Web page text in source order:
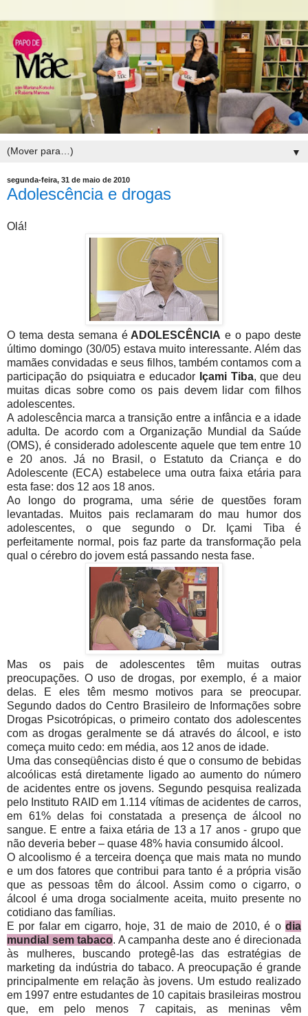
▼
segunda-feira, 31 de maio de 2010
Adolescência e drogas
Olá!
O tema desta semana éADOLESCÊNCIA e o papo deste
último domingo (30/05) estava muito interessante. Além das
mamães convidadas e seus filhos, também contamos com a
participação do psiquiatra e educador Içami Tiba, que deu
muitas dicas sobre como os pais devem lidar com filhos
adolescentes.
A adolescência marca a transição entre a infância e a idade
adulta. De acordo com a Organização Mundial da Saúde
(OMS), é considerado adolescente aquele que tem entre 10
e 20 anos. Já no Brasil, o Estatuto da Criança e do
Adolescente (ECA) estabelece uma outra faixa etária para
esta fase: dos 12 aos 18 anos.
Ao longo do programa, uma série de questões foram
levantadas. Muitos pais reclamaram do mau humor dos
adolescentes, o que segundo o Dr. Içami Tiba é
perfeitamente normal, pois faz parte da transformação pela
qual o cérebro do jovem está passando nesta fase.
Mas os pais de adolescentes têm muitas outras
preocupações. O uso de drogas, por exemplo, é a maior
delas. E eles têm mesmo motivos para se preocupar.
Segundo dados do Centro Brasileiro de Informações sobre
Drogas Psicotrópicas, o primeiro contato dos adolescentes
com as drogas geralmente se dá através do álcool, e isto
começa muito cedo: em média, aos 12 anos de idade.
Uma das conseqüências disto é que o consumo de bebidas
alcoólicas está diretamente ligado ao aumento do número
de acidentes entre os jovens. Segundo pesquisa realizada
pelo Instituto RAID em 1.114 vítimas de acidentes de carros,
em 61% delas foi constatada a presença de álcool no
sangue. E entre a faixa etária de 13 a 17 anos - grupo que
não deveria beber – quase 48% havia consumido álcool.
O alcoolismo é a terceira doença que mais mata no mundo
e um dos fatores que contribui para tanto é a própria visão
que as pessoas têm do álcool. Assim como o cigarro, o
álcool é uma droga socialmente aceita, muito presente no
cotidiano das famílias.
E por falar em cigarro, hoje, 31 de maio de 2010, é o dia
mundial sem tabaco. A campanha deste ano é direcionada
às mulheres, buscando protegê-las das estratégias de
marketing da indústria do tabaco. A preocupação é grande
principalmente em relação às jovens. Um estudo realizado
em 1997 entre estudantes de 10 capitais brasileiras mostrou
que, em pelo menos 7 capitais, as meninas vêm